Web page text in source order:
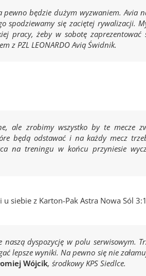
będzie dużym wyzwaniem. Avia
spodziewamy się zaciętej rywalizacji.
pracy, żeby w sobotę zaprezentować
z PZL LEONARDO Avią Świdnik.
ale zrobimy wszystko by te mecze
będą odstawać i na każdy mecz
na treningu w końcu przyniesie
siebie z Karton-Pak Astra Nowa Sól
dyspozycję w polu serwisowym.
lepsze wyniki. Na pewno się nie
Wójcik, środkowy KPS Siedlce.